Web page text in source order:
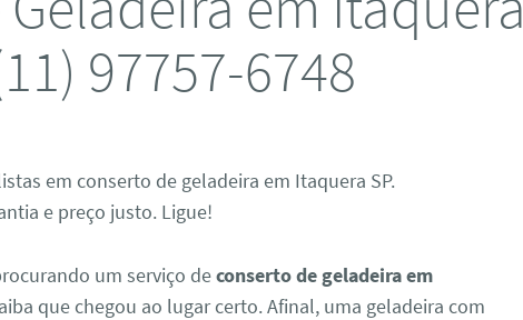
97757-6748
em conserto de geladeira em Itaquera SP.
e preço justo. Ligue!
um serviço deconserto de geladeira em
que chegou ao lugar certo. Afinal, uma geladeira com